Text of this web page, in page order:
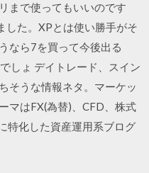
まで使ってもいいのです
した。XPとは使い勝手がそ
なら7を買って今後出る
しょ デイトレード、スイン
そうな情報ネタ。マーケッ
マはFX(為替)、CFD、株式
特化した資産運用系ブログ